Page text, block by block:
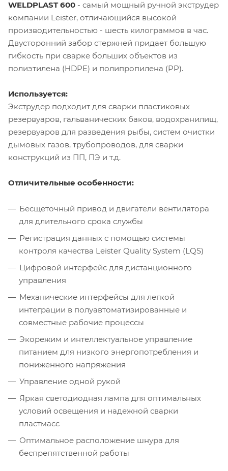
WELDPLAST 600 - самый мощный ручной экструдер
компании Leister, отличающийся высокой
производительностью - шесть килограммов в час.
Двусторонний забор стержней придает большую
гибкость при сварке больших объектов из
полиэтилена (HDPE) и полипропилена (PP).
Используется:
Экструдер подходит для сварки пластиковых
резервуаров, гальванических баков, водохранилищ,
резервуаров для разведения рыбы, систем очистки
дымовых газов, трубопроводов, для сварки
конструкций из ПП, ПЭ и т.д.
Отличительные особенности:
Бесщеточный привод и двигатели вентилятора
для длительного срока службы
Регистрация данных с помощью системы
контроля качества Leister Quality System (LQS)
Цифровой интерфейс для дистанционного
управления
Механические интерфейсы для легкой
интеграции в полуавтоматизированные и
совместные рабочие процессы
Экорежим и интеллектуальное управление
питанием для низкого энергопотребления и
пониженного напряжения
Управление одной рукой
Яркая светодиодная лампа для оптимальных
условий освещения и надежной сварки
пластмасс
Оптимальное расположение шнура для
беспрепятственной работы